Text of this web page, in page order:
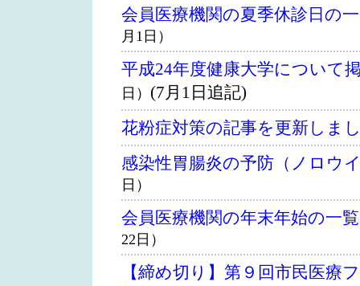
会員医療機関の夏季休診日の
月1日）
平成24年度健康大学について
日） (7月1日追記)
花粉症対策の記事を更新しま
感染性胃腸炎の予防（ノロウ
日）
会員医療機関の年末年始の一
22日）
【締め切り】第９回市民医療